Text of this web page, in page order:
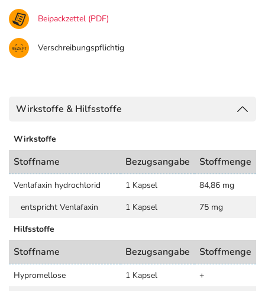
Beipackzettel (PDF)
Verschreibungspflichtig
Wirkstoffe & Hilfsstoffe
Wirkstoffe
Stoffname Bezugsangabe Stoffmenge
Venlafaxin hydrochlorid 1 Kapsel
84,86 mg
entspricht Venlafaxin
1 Kapsel
75 mg
Hilfsstoffe
Stoffname Bezugsangabe Stoffmenge
Hypromellose 1 Kapsel
+